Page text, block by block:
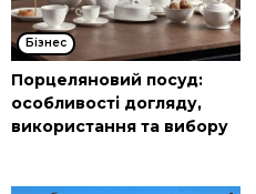
Бізнес
Порцеляновий посуд:
особливості догляду,
використання та вибору